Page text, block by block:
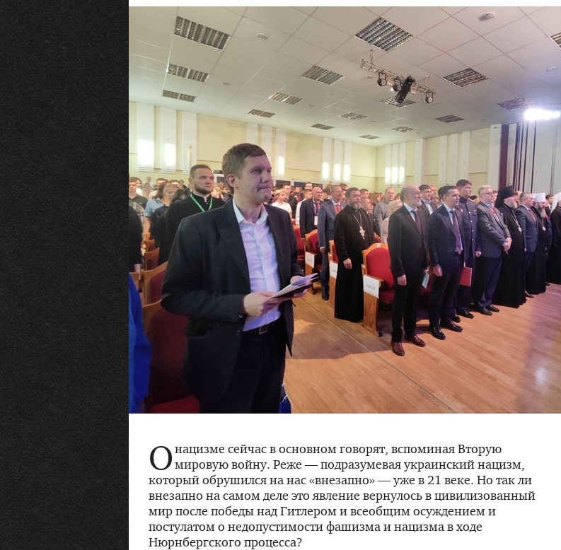
Онацизме сейчас в основном говорят, вспоминая Вторую
мировую войну. Реже — подразумевая украинский нацизм,
который обрушился на нас «внезапно» — уже в 21 веке. Но так ли
внезапно на самом деле это явление вернулось в цивилизованный
мир после победы над Гитлером и всеобщим осуждением и
постулатом о недопустимости фашизма и нацизма в ходе
Нюрнбергского процесса?